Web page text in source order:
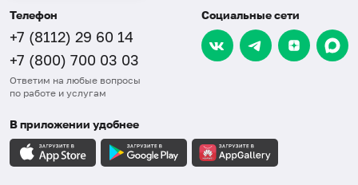
Телефон
+7 (8112) 29 60 14
+7 (800) 700 03 03
Ответим на любые вопросы
по работе и услугам
Социальные сети
В приложении удобнее